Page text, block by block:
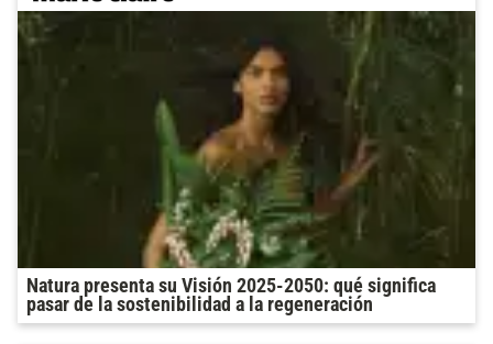
Natura presenta su Visión 2025-2050: qué significa
pasar de la sostenibilidad a la regeneración